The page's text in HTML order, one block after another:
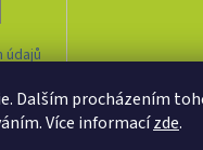
Dalším procházením
Více informacízde.
údajů